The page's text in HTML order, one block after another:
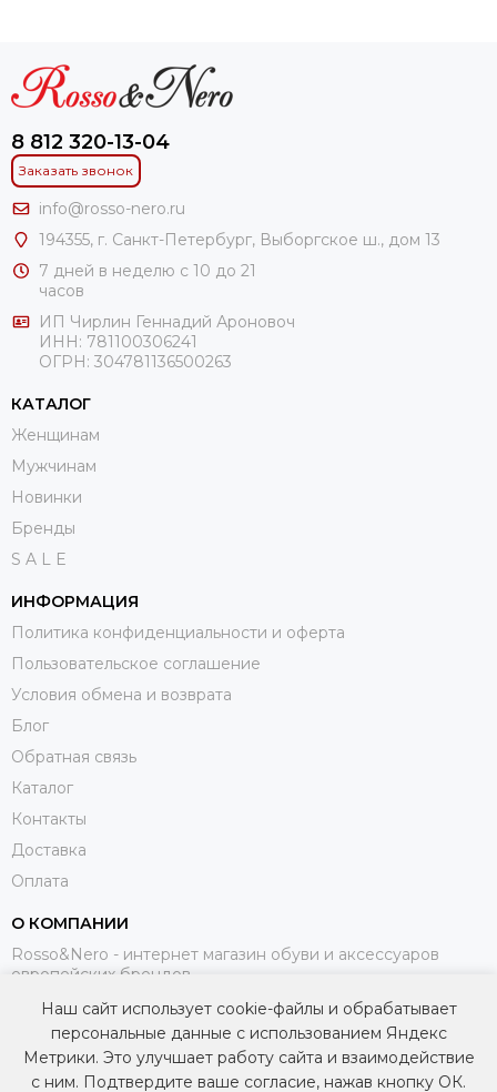
8 812 320-13-04
Заказать звонок
info@rosso-nero.ru
194355, г. Санкт-Петербург, Выборгское ш., дом 13
7 дней в неделю с 10 до 21
часов
ИП Чирлин Геннадий Ароновоч
ИНН: 781100306241
ОГРН: 304781136500263
КАТАЛОГ
Женщинам
Мужчинам
Новинки
Бренды
S A L E
ИНФОРМАЦИЯ
Политика конфиденциальности и оферта
Пользовательское соглашение
Условия обмена и возврата
Блог
Обратная связь
Каталог
Контакты
Доставка
Оплата
О КОМПАНИИ
Rosso&Nero - интернет магазин обуви и аксессуаров
европейских брендов.
МЫ В СОЦИАЛЬНЫХ СЕТЯХ
Наш сайт использует cookie-файлы и обрабатывает
персональные данные с использованием Яндекс
Метрики. Это улучшает работу сайта и взаимодействие
с ним. Подтвердите ваше согласие, нажав кнопку ОК.